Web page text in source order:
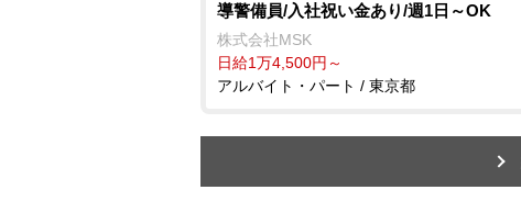
導警備員/入社祝い金あり/週1日～OK
株式会社MSK
日給1万4,500円～
アルバイト・パート / 東京都